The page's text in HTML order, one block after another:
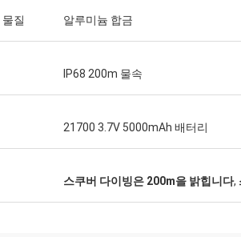
질 알루미늄 합금
IP68 200m 물속
21700 3.7V 5000mAh 배터리
스쿠버 다이빙은 200m을 밝힙니다,